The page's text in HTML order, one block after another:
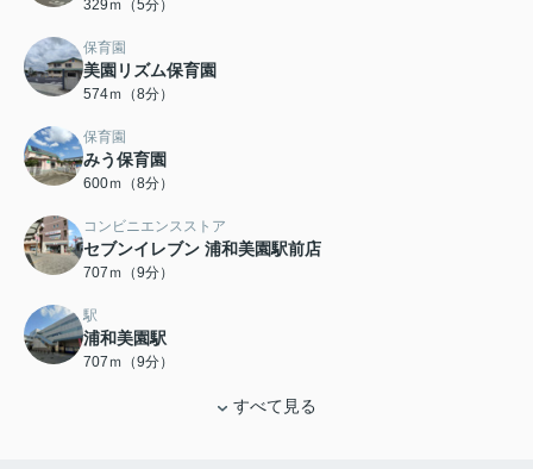
329ｍ（5分）
保育園
美園リズム保育園
574ｍ（8分）
保育園
みう保育園
600ｍ（8分）
コンビニエンスストア
セブンイレブン 浦和美園駅前店
707ｍ（9分）
駅
浦和美園駅
707ｍ（9分）
すべて見る